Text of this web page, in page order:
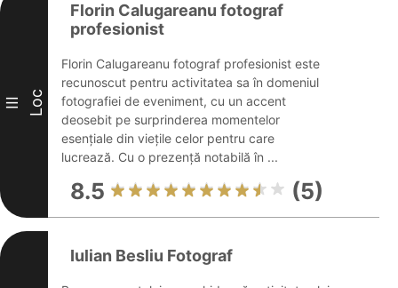
III Loc
Florin Calugareanu fotograf
profesionist
Florin Calugareanu fotograf profesionist este
recunoscut pentru activitatea sa în domeniul
fotografiei de eveniment, cu un accent
deosebit pe surprinderea momentelor
esențiale din viețile celor pentru care
lucrează. Cu o prezență notabilă în ...
8.5 (5)
Iulian Besliu Fotograf